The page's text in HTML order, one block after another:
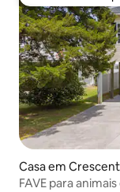
Casa em
FAVE para